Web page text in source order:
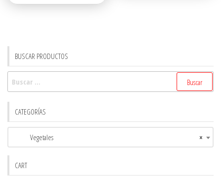
$6.50.$6.00.
BUSCAR PRODUCTOS
CATEGORÍAS
×
Vegetales
CART